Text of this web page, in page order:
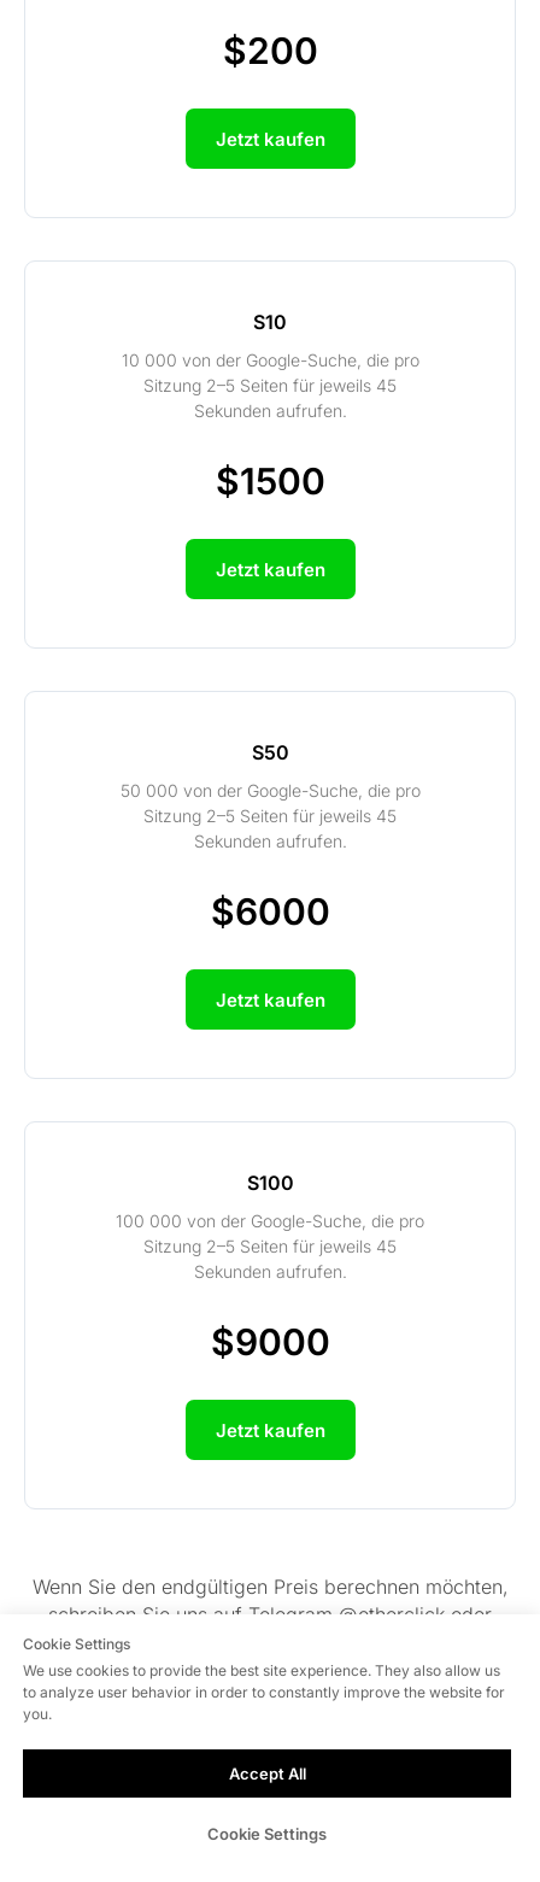
$200
Jetzt kaufen
S10
10 000 von der Google-Suche, die pro
Sitzung 2–5 Seiten für jeweils 45
Sekunden aufrufen.
$1500
Jetzt kaufen
S50
50 000 von der Google-Suche, die pro
Sitzung 2–5 Seiten für jeweils 45
Sekunden aufrufen.
$6000
Jetzt kaufen
S100
100 000 von der Google-Suche, die pro
Sitzung 2–5 Seiten für jeweils 45
Sekunden aufrufen.
$9000
Jetzt kaufen
Wenn Sie den endgültigen Preis berechnen möchten,
schreiben Sie uns auf Telegram @otherclick oder
hinterlassen Sie eine Anfrage für einen kostenlosen
Test.
Cookie Settings
We use cookies to provide the best site experience. They also allow us
to analyze user behavior in order to constantly improve the website for
you.
Accept All
Cookie Settings